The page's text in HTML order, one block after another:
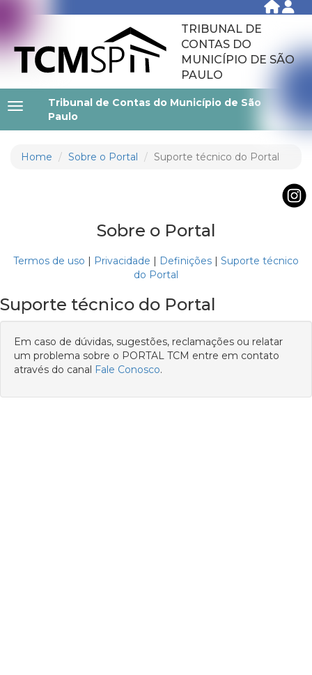
TRIBUNAL DE
CONTAS DO
MUNICÍPIO DE SÃO
PAULO
Tribunal de Contas do Município de São
Paulo
Home Sobre o Portal Suporte técnico do Portal
Sobre o Portal
Termos de uso | Privacidade | Definições | Suporte técnico
do Portal
Suporte técnico do Portal
Em caso de dúvidas, sugestões, reclamações ou relatar
um problema sobre o PORTAL TCM entre em contato
através do canal Fale Conosco.